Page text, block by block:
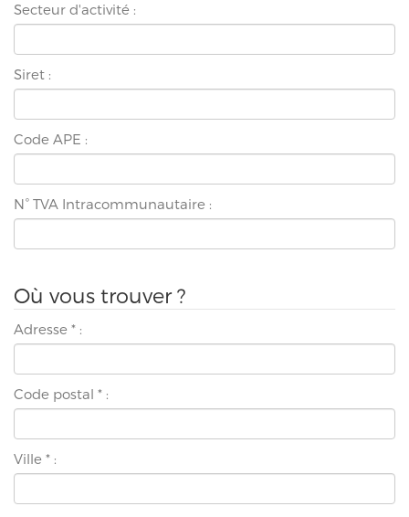
Secteur d'activité :
Siret :
Code APE :
N° TVA Intracommunautaire :
Où vous trouver ?
Adresse * :
Code postal * :
Ville * :